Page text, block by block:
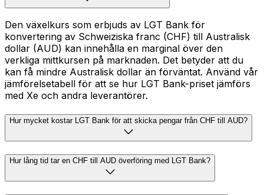
Den växelkurs som erbjuds av LGT Bank för
konvertering av Schweiziska franc (CHF) till Australisk
dollar (AUD) kan innehålla en marginal över den
verkliga mittkursen på marknaden. Det betyder att du
kan få mindre Australisk dollar än förväntat. Använd vår
jämförelsetabell för att se hur LGT Bank-priset jämförs
med Xe och andra leverantörer.
Hur mycket kostar LGT Bank för att skicka pengar från CHF till AUD?
Hur lång tid tar en CHF till AUD överföring med LGT Bank?